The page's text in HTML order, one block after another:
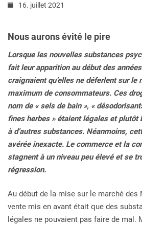
16. juillet 2021
Nous aurons évité le pire
Lorsque les nouvelles substances
fait leur apparition au début des
craignaient qu’elles ne déferlent sur le
maximum de consommateurs. Ces
nom de « sels de bain », «
fines herbes » étaient légales et plutôt
à d’autres substances. Néanmoins,
avérée inexacte. Le commerce et la
stagnent à un niveau peu élevé et se
régression.
Au début de la mise sur le marché des
vente mis en avant était que des
légales ne pouvaient pas faire de mal.